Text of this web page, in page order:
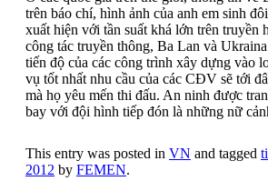
trên báo chí, hình ảnh của anh em sinh
xuất hiện với tần suất khá lớn trên truyền
công tác truyền thông, Ba Lan và
tiến độ của các công trình xây dựng vào
vụ tốt nhất nhu cầu của các CĐV sẽ tới
mà họ yêu mến thi đấu. An ninh được
bay với đội hình tiếp đón là những nữ
This entry was posted in VN and tagged
2012 by FEMEN.